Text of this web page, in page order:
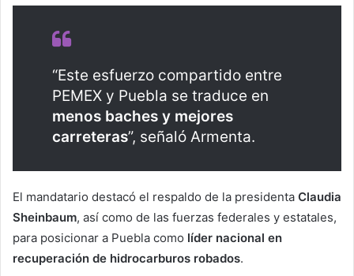
“Este esfuerzo compartido entre
PEMEX y Puebla se traduce en
menos baches y mejores
carreteras”, señaló Armenta.
El mandatario destacó el respaldo de la presidenta Claudia
Sheinbaum, así como de las fuerzas federales y estatales,
para posicionar a Puebla como líder nacional en
recuperación de hidrocarburos robados.